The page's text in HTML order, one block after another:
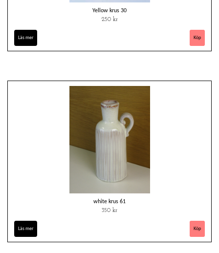
Yellow krus 30
250 kr
Läs mer
white krus 61
350 kr
Läs mer